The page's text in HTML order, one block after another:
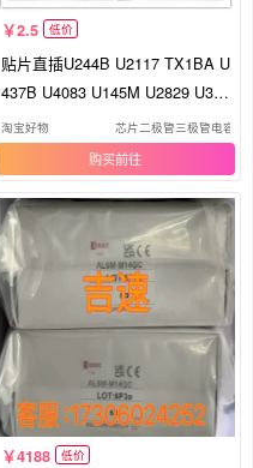
2.5 低价
贴片直插U244B U2117 TX1BA U
437B U4083 U145M U2829 U343
M 5
淘宝好物 芯片二极管三极管电容电
购买
4188 低价